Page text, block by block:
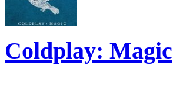
Coldplay: Magic